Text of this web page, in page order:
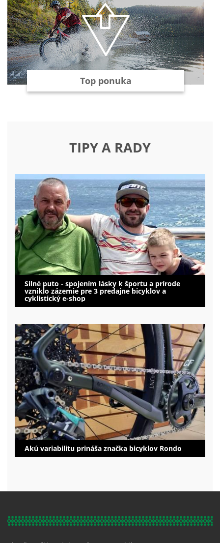
Top ponuka
TIPY A RADY
Silné puto - spojením lásky k športu a prírode
vzniklo zázemie pre 3 predajne bicyklov a
cyklistický e-shop
Akú variabilitu prináša značka bicyklov Rondo